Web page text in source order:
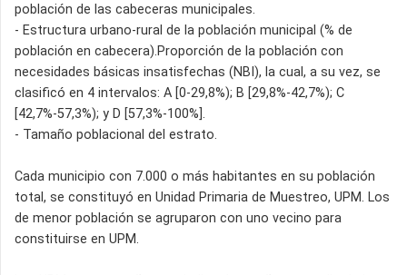
población de las cabeceras municipales.
- Estructura urbano-rural de la población municipal (% de
población en cabecera).Proporción de la población con
necesidades básicas insatisfechas (NBI), la cual, a su vez, se
clasificó en 4 intervalos: A [0-29,8%); B [29,8%-42,7%); C
[42,7%-57,3%); y D [57,3%-100%].
- Tamaño poblacional del estrato.
Cada municipio con 7.000 o más habitantes en su población
total, se constituyó en Unidad Primaria de Muestreo, UPM. Los
de menor población se agruparon con uno vecino para
constituirse en UPM.